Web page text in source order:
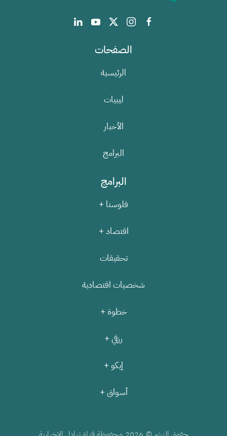
الصفحات
الرئيسية
ليبيات
الأخبار
البرامج
البرامج
فلوسنا +
اقتصاد +
تحقيقات
شخصيات اقتصادية
خطوة +
رزقي +
إيكو +
أسواق +